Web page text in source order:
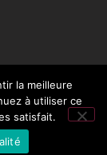
la meilleure
à utiliser ce
satisfait.